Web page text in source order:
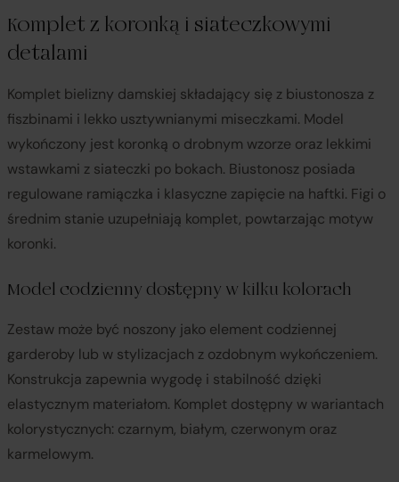
Komplet z koronką i siateczkowymi
detalami
Komplet bielizny damskiej składający się z biustonosza z
fiszbinami i lekko usztywnianymi miseczkami. Model
wykończony jest koronką o drobnym wzorze oraz lekkimi
wstawkami z siateczki po bokach. Biustonosz posiada
regulowane ramiączka i klasyczne zapięcie na haftki. Figi o
średnim stanie uzupełniają komplet, powtarzając motyw
koronki.
Model codzienny dostępny w kilku kolorach
Zestaw może być noszony jako element codziennej
garderoby lub w stylizacjach z ozdobnym wykończeniem.
Konstrukcja zapewnia wygodę i stabilność dzięki
elastycznym materiałom. Komplet dostępny w wariantach
kolorystycznych: czarnym, białym, czerwonym oraz
karmelowym.